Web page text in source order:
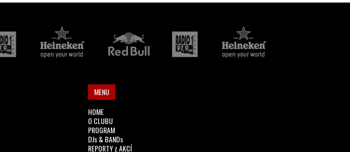
MENU
HOME
O CLUBU
PROGRAM
DJs & BANDs
REPORTY z AKCÍ